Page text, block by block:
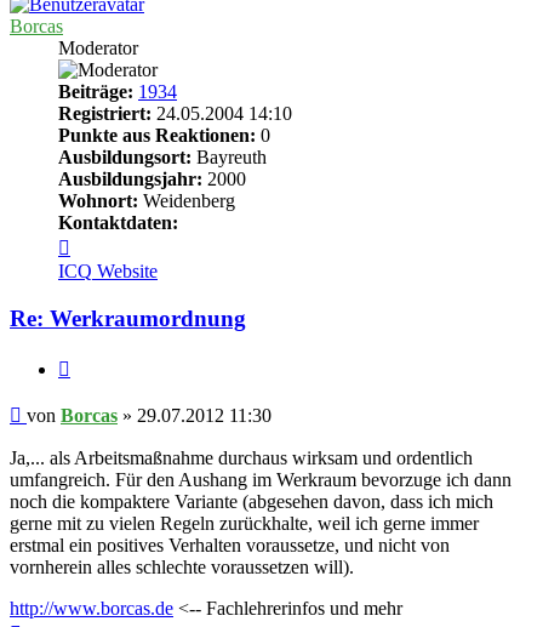
Borcas
Moderator
Beiträge: 1934
Registriert: 24.05.2004 14:10
Punkte aus Reaktionen: 0
Ausbildungsort: Bayreuth
Ausbildungsjahr: 2000
Wohnort: Weidenberg
Kontaktdaten:
von
Borcas
ICQ Website
Re: Werkraumordnung
Beitrag
von Borcas » 29.07.2012 11:30
Ja,... als Arbeitsmaßnahme durchaus wirksam und ordentlich
umfangreich. Für den Aushang im Werkraum bevorzuge ich dann
noch die kompaktere Variante (abgesehen davon, dass ich mich
gerne mit zu vielen Regeln zurückhalte, weil ich gerne immer
erstmal ein positives Verhalten voraussetze, und nicht von
vornherein alles schlechte voraussetzen will).
http://www.borcas.de <-- Fachlehrerinfos und mehr